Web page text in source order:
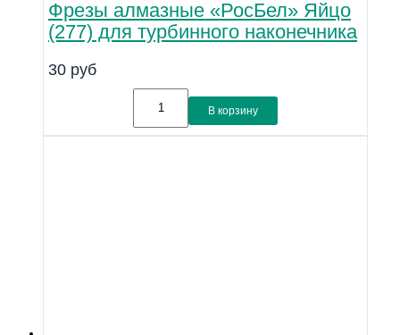
Фрезы алмазные «РосБел» Яйцо
(277) для турбинного наконечника
30 руб
В корзину